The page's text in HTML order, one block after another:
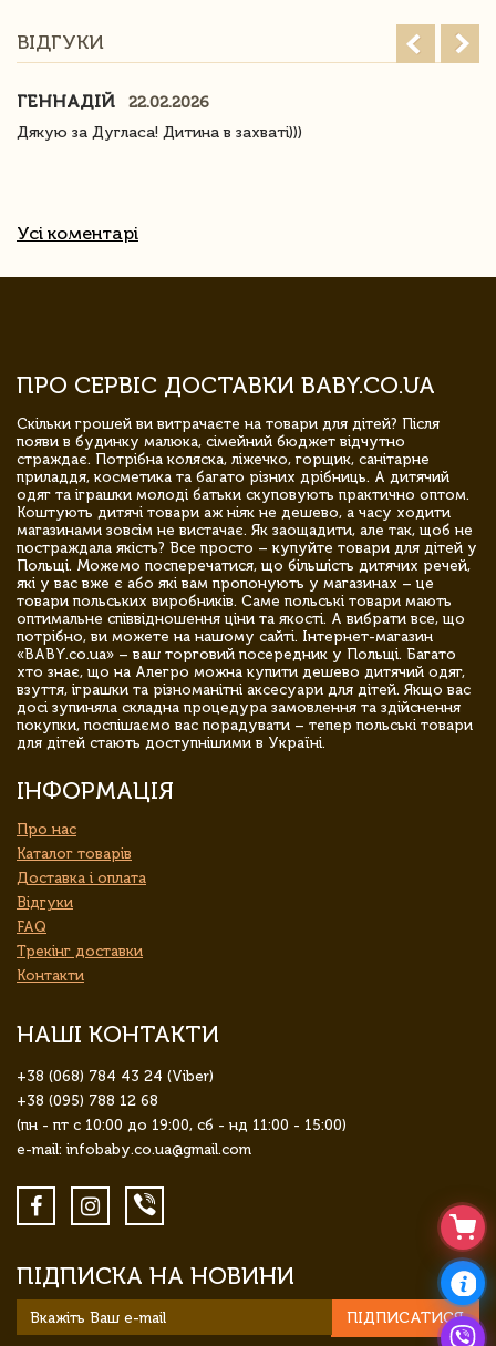
ВІДГУКИ
ГЕННАДІЙ
22.02.2026
Дякую за Дугласа! Дитина в захваті)))
Усі коментарі
ПРО СЕРВІС ДОСТАВКИ BABY.CO.UA
Скільки грошей ви витрачаєте на товари для дітей? Після
появи в будинку малюка, сімейний бюджет відчутно
страждає. Потрібна коляска, ліжечко, горщик, санітарне
приладдя, косметика та багато різних дрібниць. А дитячий
одяг та іграшки молоді батьки скуповують практично оптом.
Коштують дитячі товари аж ніяк не дешево, а часу ходити
магазинами зовсім не вистачає. Як заощадити, але так, щоб не
постраждала якість? Все просто – купуйте товари для дітей у
Польщі. Можемо посперечатися, що більшість дитячих речей,
які у вас вже є або які вам пропонують у магазинах – це
товари польських виробників. Саме польські товари мають
оптимальне співвідношення ціни та якості. А вибрати все, що
потрібно, ви можете на нашому сайті. Інтернет-магазин
«BABY.co.ua» – ваш торговий посередник у Польщі. Багато
хто знає, що на Алегро можна купити дешево дитячий одяг,
взуття, іграшки та різноманітні аксесуари для дітей. Якщо вас
досі зупиняла складна процедура замовлення та здійснення
покупки, поспішаємо вас порадувати – тепер польські товари
для дітей стають доступнішими в Україні.
ІНФОРМАЦІЯ
Про нас
Каталог товарів
Доставка і оплата
Відгуки
FAQ
Трекінг доставки
Контакти
НАШІ КОНТАКТИ
+38 (068) 784 43 24 (Viber)
+38 (095) 788 12 68
(пн - пт с 10:00 до 19:00, сб - нд 11:00 - 15:00)
e-mail: infobaby.co.ua@gmail.com
ПІДПИСКА НА НОВИНИ
ПІДПИСАТИСЯ